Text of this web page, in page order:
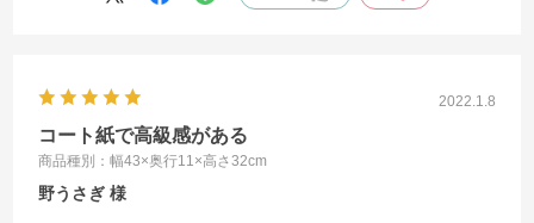
2022.1.8
コート紙で高級感がある
商品種別：幅43×奥行11×高さ32cm
野うさぎ